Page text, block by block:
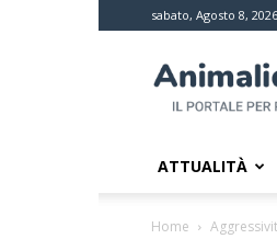
sabato, Agosto 8, 2026
ATTUALITÀ
Home